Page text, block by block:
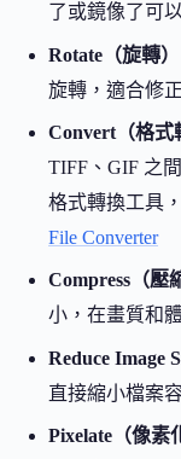
了或鏡像了可
Rotate（旋轉）
旋轉，適合修
Convert（格式
TIFF、GIF 之
格式轉換工具
File Converter
Compress（壓
小，在畫質和
Reduce Image
直接縮小檔案
Pixelate（像素